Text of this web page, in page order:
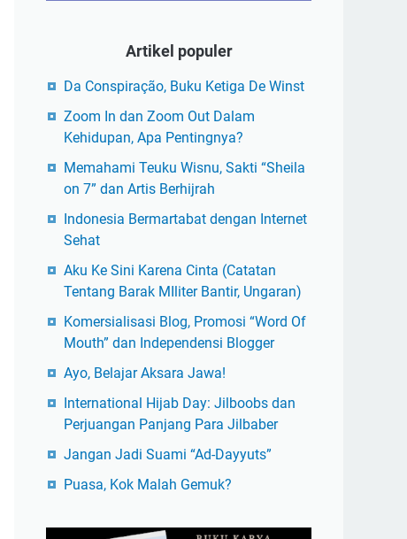
Artikel populer
Da Conspiração, Buku Ketiga De Winst
Zoom In dan Zoom Out Dalam
Kehidupan, Apa Pentingnya?
Memahami Teuku Wisnu, Sakti “Sheila
on 7” dan Artis Berhijrah
Indonesia Bermartabat dengan Internet
Sehat
Aku Ke Sini Karena Cinta (Catatan
Tentang Barak MIliter Bantir, Ungaran)
Komersialisasi Blog, Promosi “Word Of
Mouth” dan Independensi Blogger
Ayo, Belajar Aksara Jawa!
International Hijab Day: Jilboobs dan
Perjuangan Panjang Para Jilbaber
Jangan Jadi Suami “Ad-Dayyuts”
Puasa, Kok Malah Gemuk?